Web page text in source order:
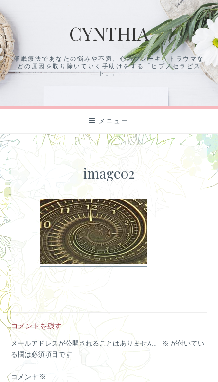
ン
テ
ン
ツ
に
ス
キ
プ
CYNTHIA
催眠療法であなたの悩みや不満、心のブレーキ、トラウマな
どの原因を取り除いていく手助けをする「ヒプノセラピス
ト」。
メニュー
image02
コメントを残す
メールアドレスが公開されることはありません。 ※ が付いてい
る欄は必須項目です
コメント ※